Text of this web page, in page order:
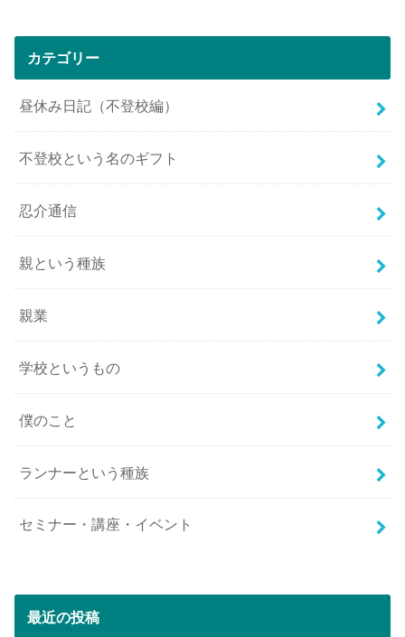
カテゴリー
昼休み日記（不登校編）
不登校という名のギフト
忍介通信
親という種族
親業
学校というもの
僕のこと
ランナーという種族
セミナー・講座・イベント
最近の投稿